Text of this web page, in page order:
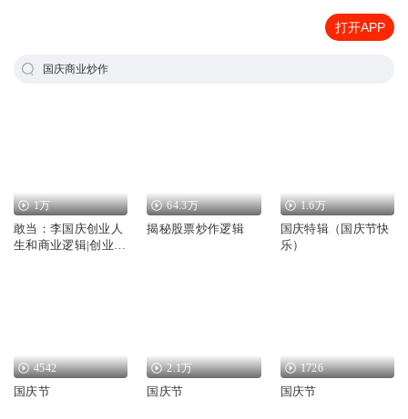
打开APP
国庆商业炒作
1万
敢当：李国庆创业人
生和商业逻辑|创业管
64.3万
揭秘股票炒作逻辑
1.6万
国庆特辑（国庆节快
乐）
4542
国庆节
2.1万
国庆节
1726
国庆节